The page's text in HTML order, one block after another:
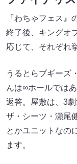
『わちゃフェス
終了後、キングオ
応じて、それぞれ
うるとらブギーズ
んは∞ホールでは
返答。屋敷は、3
ザ・シーツ・瀬尾
とかユニットなの
ます。